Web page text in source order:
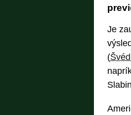
Je
(